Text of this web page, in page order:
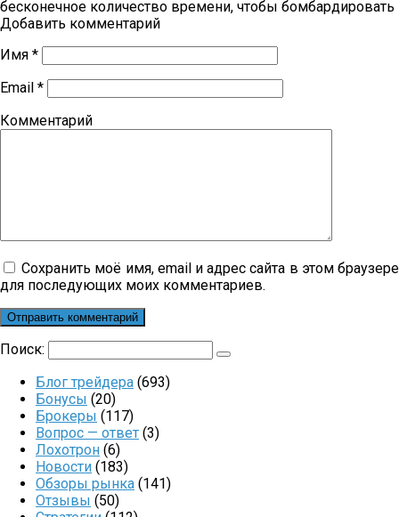
бесконечное количество времени, чтобы бомбардировать
Добавить комментарий
Имя *
Email *
Комментарий
Сохранить моё имя, email и адрес сайта в этом браузере
для последующих моих комментариев.
Поиск:
Блог трейдера (693)
Бонусы (20)
Брокеры (117)
Вопрос — ответ (3)
Лохотрон (6)
Новости (183)
Обзоры рынка (141)
Отзывы (50)